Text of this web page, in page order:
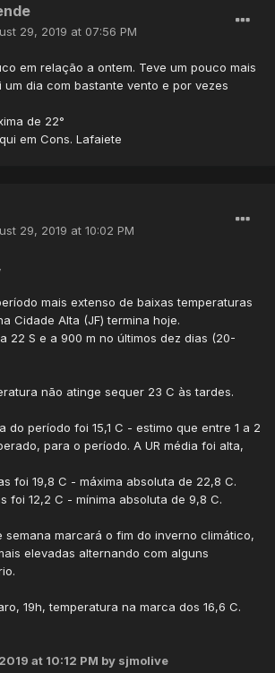
29, 2019 at 07:56 PM
em relação a ontem. Teve um pouco mais
um dia com bastante vento e por vezes
de 22°
em Cons. Lafaiete
29, 2019 at 10:02 PM
mais extenso de baixas temperaturas
Cidade Alta (JF) termina hoje.
22 S e a 900 m no últimos dez dias (20-
não atinge sequer 23 C às tardes.
do período foi 15,1 C - estimo que entre 1 a 2
para o período. A UR média foi alta,
foi 19,8 C - máxima absoluta de 22,8 C.
foi 12,2 C - mínima absoluta de 9,8 C.
semana marcará o fim do inverno climático,
elevadas alternando com alguns
19h, temperatura na marca dos 16,6 C.
at 10:12 PM by sjmolive